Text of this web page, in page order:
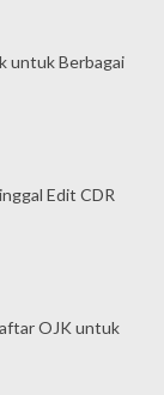
untuk Berbagai
Edit CDR
OJK untuk